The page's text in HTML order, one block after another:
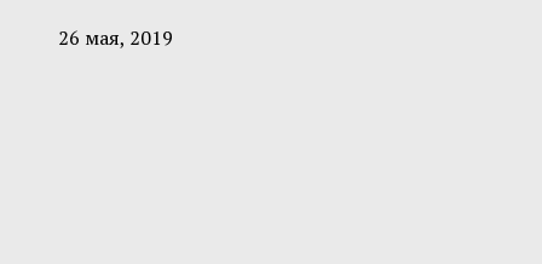
26 мая, 2019